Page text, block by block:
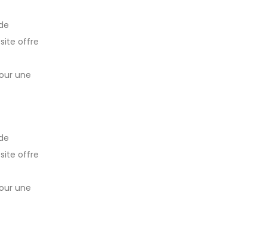
offre
une
offre
une